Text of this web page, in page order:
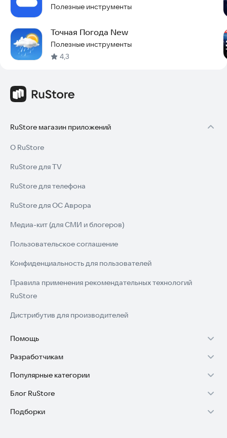
Полезные инструменты
Точная Погода New
Полезные инструменты
4,3
RuStore магазин приложений
О RuStore
RuStore для TV
RuStore для телефона
RuStore для ОС Аврора
Медиа-кит (для СМИ и блогеров)
Пользовательское соглашение
Конфиденциальность для пользователей
Правила применения рекомендательных технологий
RuStore
Дистрибутив для производителей
Помощь
Установка RuStore на TV
Установка RuStore на телефон
Установка RuStore в машину
Помощь пользователям RuStore
Разработчикам
Зарабатывать с RuStore
Стать разработчиком
Доступ к RuStore Консоль
Популярные категории
Игры для Android
Приложения банков
Блог RuStore
Обзоры игр для Android 2025
Подборки